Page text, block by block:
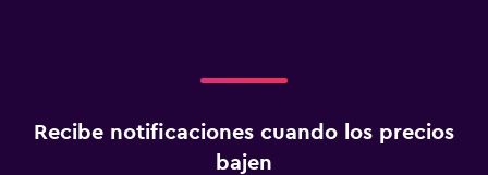
Recibe notificaciones cuando los precios
bajen